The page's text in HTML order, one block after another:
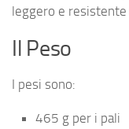
leggero e
Il Peso
I pesi sono:
465 g per i pali